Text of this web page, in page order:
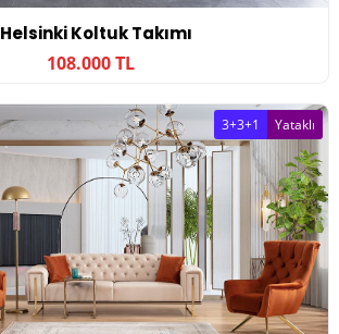
Helsinki Koltuk Takımı
108.000 TL
3+3+1 Yataklı